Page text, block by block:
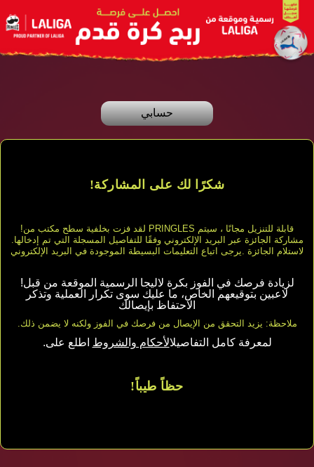
to
main
حسابي
!شكرًا لك على المشاركة
!لقد فزت بخلفية سطح مكتب من PRINGLES قابلة للتنزيل مجانًا ، سيتم
مشاركة الجائزة عبر البريد الإلكتروني وفقًا للتفاصيل المسجلة التي تم إدخالها.
لاستلام الجائزة .يرجى اتباع التعليمات البسيطة الموجودة في البريد الإلكتروني
!لزيادة فرصك في الفوز بكرة لاليجا الرسمية الموقعة من قبل
لاعبين بتوقيعهم الخاص، ما عليك سوى تكرار العملية وتذكر
الاحتفاظ بإيصالك
.ملاحظة: يزيد التحقق من الإيصال من فرصك في الفوز ولكنه لا يضمن ذلك
.لمعرفة كامل التفاصيلالأحكام والشروط اطلع على
!حظاً طيباً